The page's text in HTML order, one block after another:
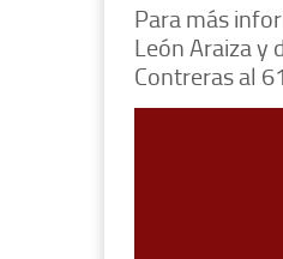
Para más
León Araiza y
Contreras al